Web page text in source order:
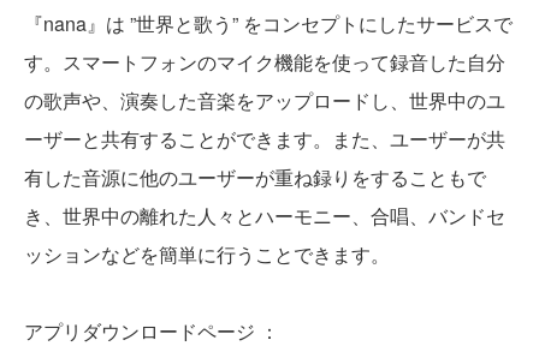
『nana』は ”世界と歌う” をコンセプトにしたサービスで
す。スマートフォンのマイク機能を使って録音した自分
の歌声や、演奏した音楽をアップロードし、世界中のユ
ーザーと共有することができます。また、ユーザーが共
有した音源に他のユーザーが重ね録りをすることもで
き、世界中の離れた人々とハーモニー、合唱、バンドセ
ッションなどを簡単に行うことできます。
アプリダウンロードページ ：